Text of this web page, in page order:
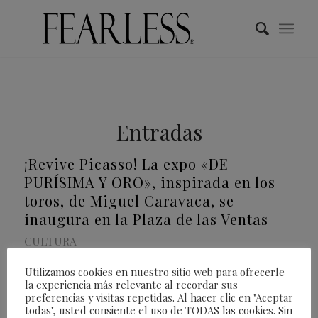
Entradas
¡Revive Picasso! La expo «DE
PURÍSIMA Y ORO», inspirada en los
toros, de Miguel Caravaca, se
inaugura en la Plaza de las Ventas
CULTURA
Del 13 al 21 de mayo en la Sala Bienvenida,
Utilizamos cookies en nuestro sitio web para ofrecerle
la experiencia más relevante al recordar sus
preferencias y visitas repetidas. Al hacer clic en "Aceptar
todas", usted consiente el uso de TODAS las cookies. Sin